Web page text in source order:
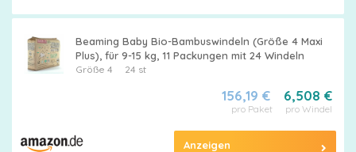
Beaming Baby Bio-Bambuswindeln (Größe 4 Maxi
Plus), für 9-15 kg, 11 Packungen mit 24 Windeln
Größe 4 24 st
6,508 €
pro Windel
156,19 €
pro Paket
Anzeigen